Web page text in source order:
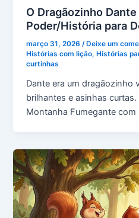
O Dragãozinho
Poder/História para
março 31, 2026/ Deixe um
Histórias com lição, Histórias
curtinhas
Dante era um dragãozinho
brilhantes e asinhas curtas.
Montanha Fumegante com